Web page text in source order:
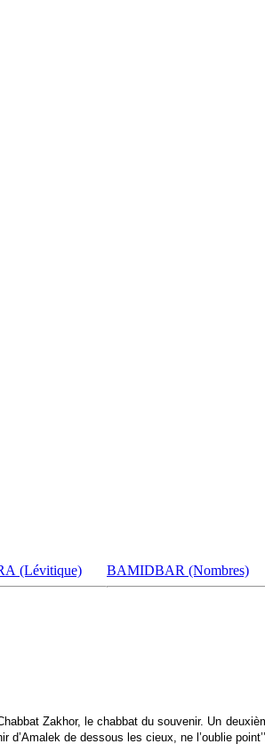
(Lévitique) BAMIDBAR (Nombres)
Zakhor, le chabbat du souvenir. Un
d’Amalek de dessous les cieux, ne l’oublie